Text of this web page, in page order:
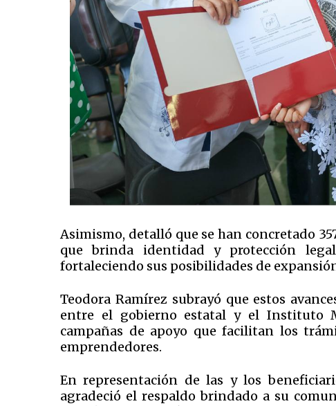
Asimismo, detalló que se han concretado
que brinda identidad y protección
fortaleciendo sus posibilidades de
Teodora Ramírez subrayó que estos
entre el gobierno estatal y el Instituto
campañas de apoyo que facilitan los
emprendedores.
En representación de las y los
agradeció el respaldo brindado a su